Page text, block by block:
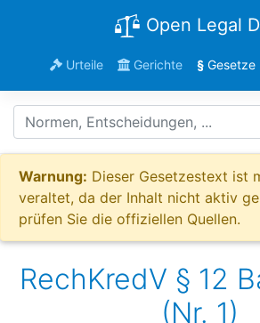
Open Legal
Urteile Gerichte §Gesetze
Warnung: Dieser Gesetzestext ist
veraltet, da der Inhalt nicht aktiv
prüfen Sie die offiziellen Quellen.
RechKredV § 12
(Nr. 1)